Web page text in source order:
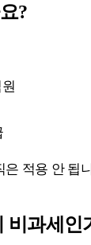
?
은 적용 안 됩
비과세인